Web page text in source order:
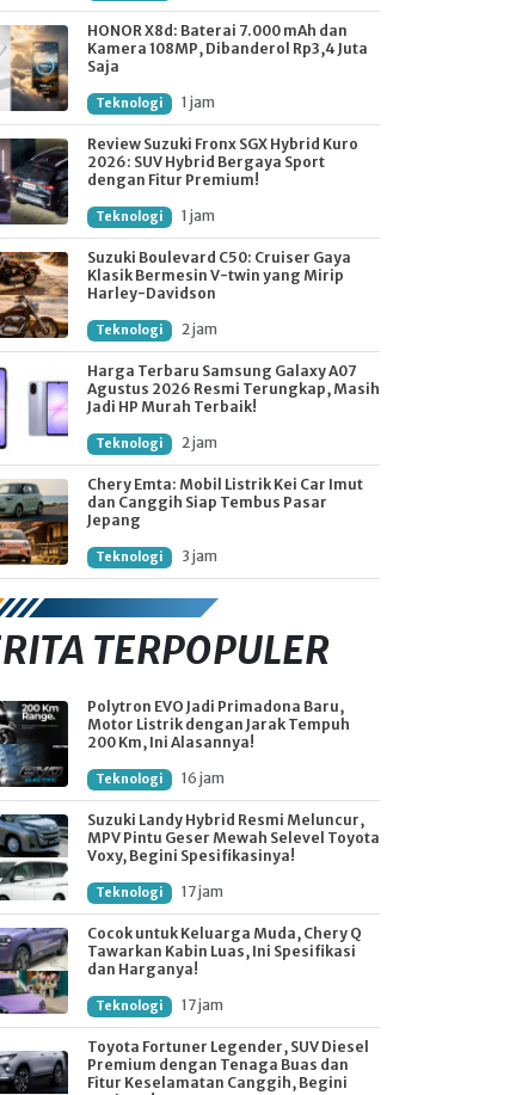
HONOR X8d: Baterai 7.000 mAh dan
Kamera 108MP, Dibanderol Rp3,4 Juta
Saja
Teknologi 1 jam
Review Suzuki Fronx SGX Hybrid Kuro
2026: SUV Hybrid Bergaya Sport
dengan Fitur Premium!
Teknologi 1 jam
Suzuki Boulevard C50: Cruiser Gaya
Klasik Bermesin V-twin yang Mirip
Harley-Davidson
Teknologi 2 jam
Harga Terbaru Samsung Galaxy A07
Agustus 2026 Resmi Terungkap, Masih
Jadi HP Murah Terbaik!
Teknologi 2 jam
Chery Emta: Mobil Listrik Kei Car Imut
dan Canggih Siap Tembus Pasar
Jepang
Teknologi 3 jam
TERPOPULER
Polytron EVO Jadi Primadona Baru,
Motor Listrik dengan Jarak Tempuh
200 Km, Ini Alasannya!
Teknologi 16 jam
Suzuki Landy Hybrid Resmi Meluncur,
MPV Pintu Geser Mewah Selevel Toyota
Voxy, Begini Spesifikasinya!
Teknologi 17 jam
Cocok untuk Keluarga Muda, Chery Q
Tawarkan Kabin Luas, Ini Spesifikasi
dan Harganya!
Teknologi 17 jam
Toyota Fortuner Legender, SUV Diesel
Premium dengan Tenaga Buas dan
Fitur Keselamatan Canggih, Begini